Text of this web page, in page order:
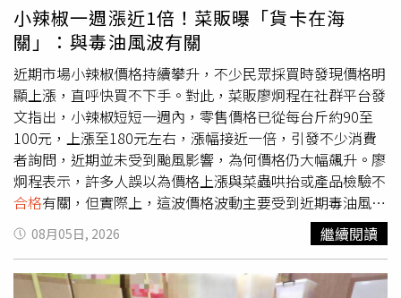
曾自主通報苦茶油苯駢芘超標，因此北市衛生局早在7月29
日就要求威加公司針對源春製油廠生產的相關油品全面預防
性下架。此外，翰霖貿易有限公司7日晚間也主動通報，旗
下一款苦茶油檢出苯駢芘2.1ppb，略高於法規標準2ppb。
經查，該公司雖登記於台北市大安區，但實際營業地點及工
廠均位於新北市，因此北市衛生局已第一時間通知新北市衛
生局接手調查，並要求業者立即將相關產品預防性下架。新
北市衛生局表示，翰霖貿易完成自主通報後，即通知下游業
者下架回收問題產品。該批苦茶油共生產218瓶，原料苦茶
籽產地為中國，其中6瓶售予基隆市農會、94瓶售予一般消
費者，其餘118瓶均已完成下架並封存，後續將持續追查產
品流向及依法處理。台北市法務局也提醒，相關業者及販售
通路應儘速協助消費者辦理退貨、退款，保障消費者權益。
衛生局則強調，後續仍將持續擴大抽驗市售食用油品，若再
小辣椒一週漲近1倍！菜販曝「貨卡在海
關」：與毒油風波有關
近期市場小辣椒價格持續攀升，不少民眾採買時發現價格明
顯上漲，直呼快買不下手。對此，菜販廖炯程在社群平台發
文指出，小辣椒短短一週內，零售價格已從每台斤約90至
100元，上漲至180元左右，漲幅接近一倍，引發不少消費
者詢問，近期並未受到颱風影響，為何價格仍大幅飆升。廖
炯程表示，許多人誤以為價格上漲與菜蟲哄抬或產品檢驗不
合格有關，但實際上，這波價格波動主要受到近期毒油風波
影響。他指出，由於相關事件發生後，海關加強進口貨物查
驗，導致部分貨櫃通關速度放緩，也連帶影響進口小辣椒供
應。他引述市場攤商說法表示，目前市面上的小辣椒主要仰
賴進口，而進口貿易商數量有限，在貨櫃等待查驗、排隊通
08月05日, 2026 繼續閱讀